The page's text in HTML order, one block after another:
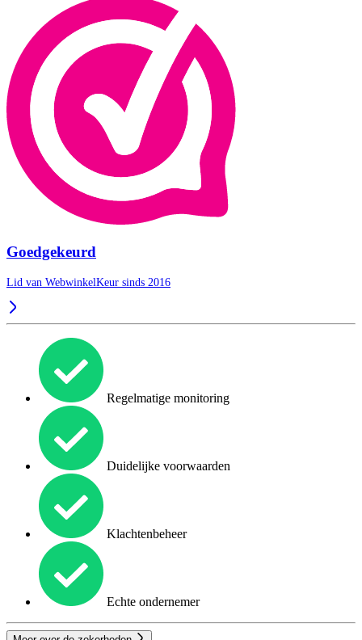
Goedgekeurd
Lid van WebwinkelKeur sinds 2016
Regelmatige monitoring
Duidelijke voorwaarden
Klachtenbeheer
Echte ondernemer